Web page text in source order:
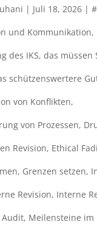
| Juli 18, 2026|
und Kommunikation,
des IKS, das müssen
schützenswertere
von Konflikten,
von Prozessen,
Revision, Ethical
, Grenzen setzen,
Revision, Interne
Audit, Meilensteine im